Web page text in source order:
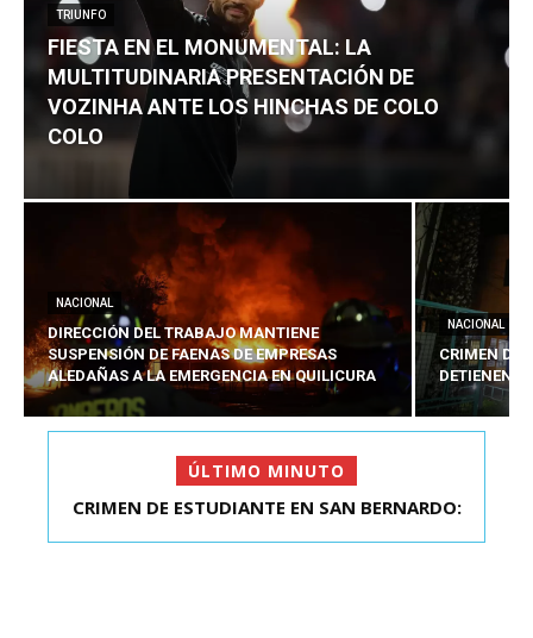
TRIUNFO
FIESTA EN EL MONUMENTAL: LA
MULTITUDINARIA PRESENTACIÓN DE
VOZINHA ANTE LOS HINCHAS DE COLO
COLO
NACIONAL
DIRECCIÓN DEL TRABAJO MANTIENE
SUSPENSIÓN DE FAENAS DE EMPRESAS
ALEDAÑAS A LA EMERGENCIA EN QUILICURA
NACIONAL
CRIMEN DE
DETIENEN
ÚLTIMO MINUTO
FIESTA EN EL MONUMENTAL: LA